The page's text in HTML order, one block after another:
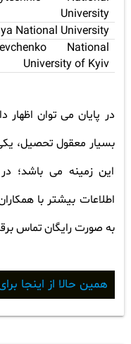
University
National University
National
University of Kyiv
در پایان می توان اظهار
بسیار معقول تحصیل،
این زمینه می باشد؛
اطلاعات بیشتر با
به صورت رایگان تماس
همین حالا از اینجا